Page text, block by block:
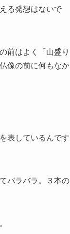
る発想はないで
前はよく「山盛り
像の前に何もなか
表しているんです
バラバラ。３本の